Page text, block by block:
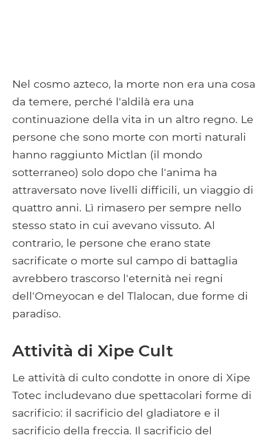
Nel cosmo azteco, la morte non era una cosa
da temere, perché l'aldilà era una
continuazione della vita in un altro regno. Le
persone che sono morte con morti naturali
hanno raggiunto Mictlan (il mondo
sotterraneo) solo dopo che l'anima ha
attraversato nove livelli difficili, un viaggio di
quattro anni. Lì rimasero per sempre nello
stesso stato in cui avevano vissuto. Al
contrario, le persone che erano state
sacrificate o morte sul campo di battaglia
avrebbero trascorso l'eternità nei regni
dell'Omeyocan e del Tlalocan, due forme di
paradiso.
Attività di Xipe Cult
Le attività di culto condotte in onore di Xipe
Totec includevano due spettacolari forme di
sacrificio: il sacrificio del gladiatore e il
sacrificio della freccia. Il sacrificio del